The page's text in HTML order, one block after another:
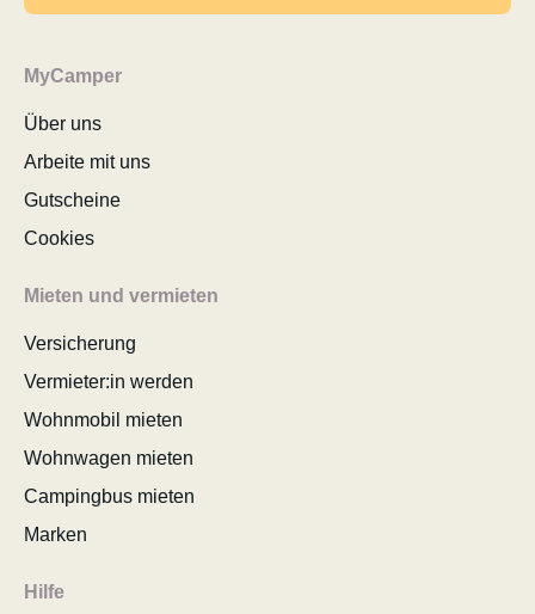
MyCamper
Über uns
Arbeite mit uns
Gutscheine
Cookies
Mieten und vermieten
Versicherung
Vermieter:in werden
Wohnmobil mieten
Wohnwagen mieten
Campingbus mieten
Marken
Hilfe